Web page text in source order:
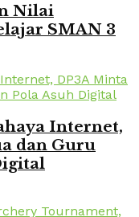
Nilai
SMAN 3
Internet,
dan Guru